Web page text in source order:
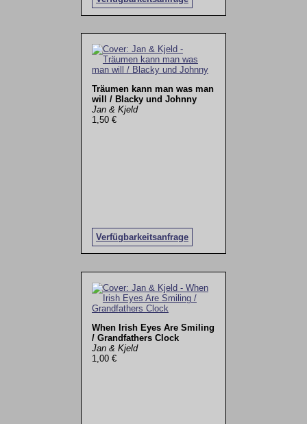
Träumen kann man was man
will / Blacky und Johnny
Jan & Kjeld
1,50 €
Verfügbarkeitsanfrage
When Irish Eyes Are Smiling
/ Grandfathers Clock
Jan & Kjeld
1,00 €